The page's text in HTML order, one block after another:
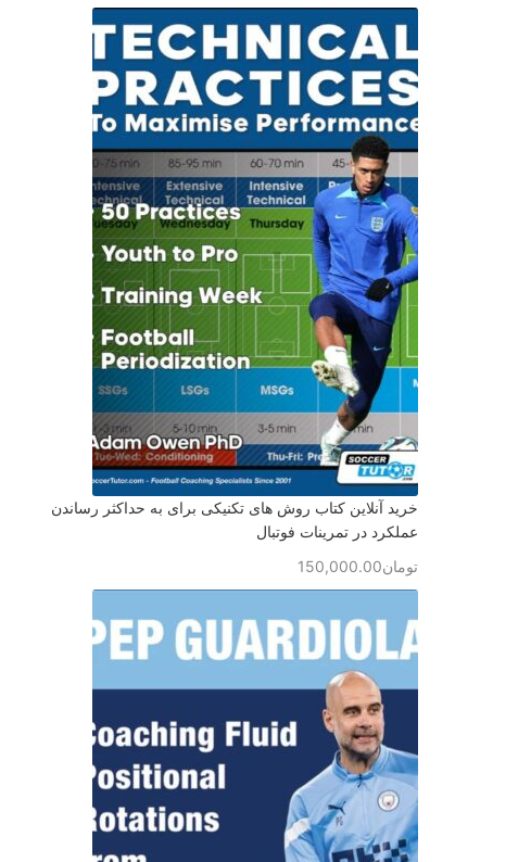
خرید آنلاین کتاب روش های تکنیکی برای به حداکثر رساندن
عملکرد در تمرینات فوتبال
تومان150,000.00